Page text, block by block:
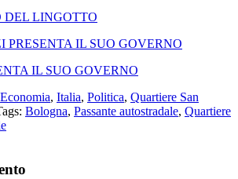
DEL LINGOTTO
IL SUO GOVERNO
Economia, Italia, Politica, Quartiere San
Bologna, Passante autostradale, Quartiere